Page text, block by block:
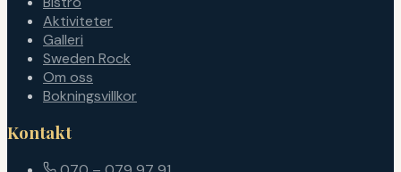
Aktiviteter
Galleri
Sweden Rock
Om oss
Bokningsvillkor
Kontakt